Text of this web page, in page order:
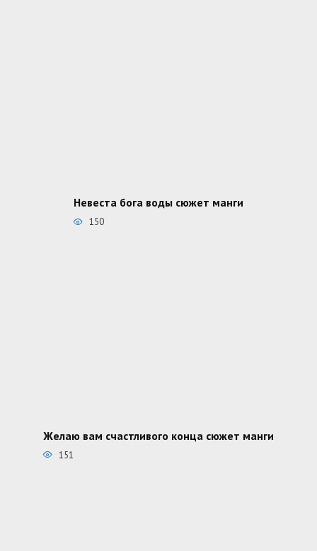
Невеста бога воды сюжет манги
150
Желаю вам счастливого конца сюжет манги
151